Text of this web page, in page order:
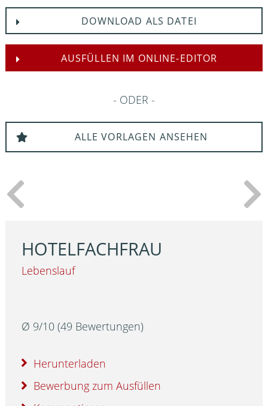
DOWNLOAD ALS DATEI
AUSFÜLLEN IM ONLINE-EDITOR
ODER
ALLE VORLAGEN ANSEHEN
HOTELFACHFRAU
Lebenslauf
Ø 9/10 (49 Bewertungen)
Herunterladen
Bewerbung zum Ausfüllen